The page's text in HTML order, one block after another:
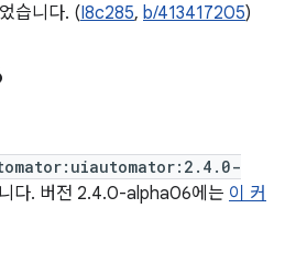
습니다. (I8c285, b/413417205)
다. 버전 2.4.0-alpha06에는 이 커